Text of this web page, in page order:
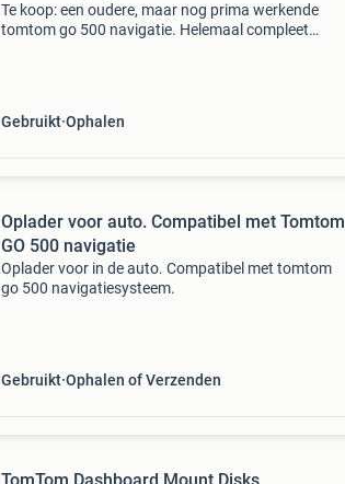
Te koop: een oudere, maar nog prima werkende
tomtom go 500 navigatie. Helemaal compleet
Gebruikt Ophalen
Oplader voor auto. Compatibel met Tomtom
GO 500 navigatie
Oplader voor in de auto. Compatibel met tomtom
go 500 navigatiesysteem.
Gebruikt Ophalen of Verzenden